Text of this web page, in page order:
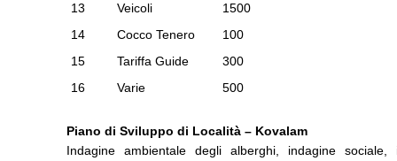
13
Veicoli
1500
14
Cocco Tenero
100
15
Tariffa Guide
300
16
Varie 500
Piano di Sviluppo di Località – Kovalam
Indagine ambientale degli alberghi, indagine sociale,